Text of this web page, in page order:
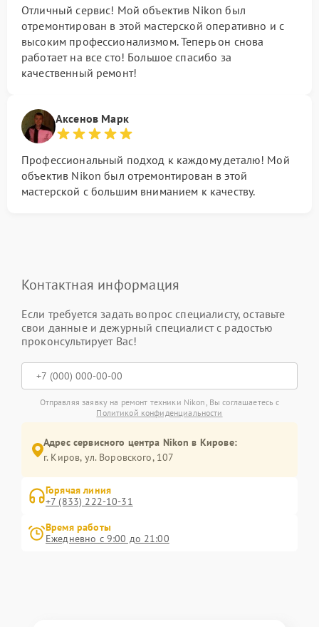
Отличный сервис! Мой объектив Nikon был
отремонтирован в этой мастерской оперативно и с
высоким профессионализмом. Теперь он снова
работает на все сто! Большое спасибо за
качественный ремонт!
Аксенов Марк
Профессиональный подход к каждому деталю! Мой
объектив Nikon был отремонтирован в этой
мастерской с большим вниманием к качеству.
Контактная информация
Если требуется задать вопрос специалисту, оставьте
свои данные и дежурный специалист с радостью
проконсультирует Вас!
Отправляя заявку на ремонт техники Nikon, Вы соглашаетесь с
Политикой конфиденциальности
Адрес сервисного центра Nikon в Кирове:
г. Киров, ул. Воровского, 107
Горячая линия
+7 (833) 222-10-31
Время работы
Ежедневно с 9:00 до 21:00